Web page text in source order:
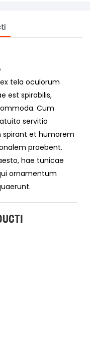
tela oculorum
est spirabilis,
Cum
servitio
spirant et humorem
praebent.
hae tunicae
ornamentum